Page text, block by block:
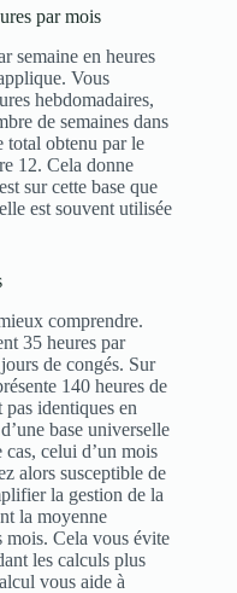
par mois
semaine en heures
Vous
hebdomadaires,
de semaines dans
total obtenu par le
12. Cela donne
sur cette base que
est souvent utilisée
comprendre.
35 heures par
de congés. Sur
140 heures de
identiques en
base universelle
celui d’un mois
alors susceptible de
la gestion de la
la moyenne
mois. Cela vous évite
les calculs plus
vous aide à